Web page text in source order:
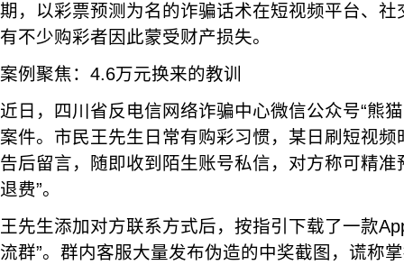
期，以彩票预测为名的诈骗话术在短视频平台、
有不少购彩者因此蒙受财产损失。
案例聚焦：4.6万元换来的教训
近日，四川省反电信网络诈骗中心微信公众号“熊
案件。市民王先生日常有购彩习惯，某日刷短视
告后留言，随即收到陌生账号私信，对方称可精准
退费”。
王先生添加对方联系方式后，按指引下载了一款
流群”。群内客服大量发布伪造的中奖截图，谎称